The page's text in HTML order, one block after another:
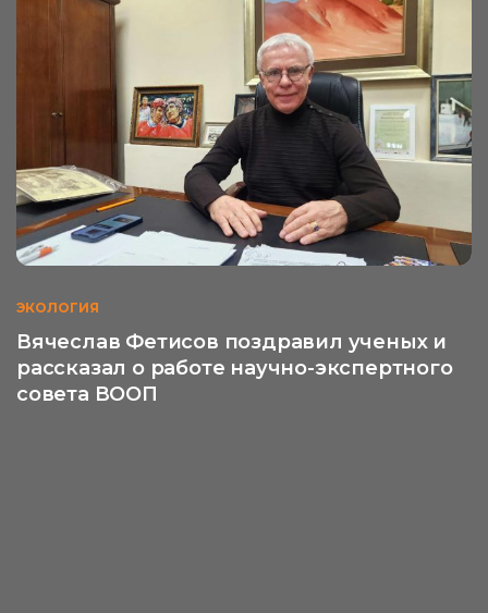
ЭКОЛОГИЯ
Вячеслав Фетисов поздравил ученых и
рассказал о работе научно-экспертного
совета ВООП